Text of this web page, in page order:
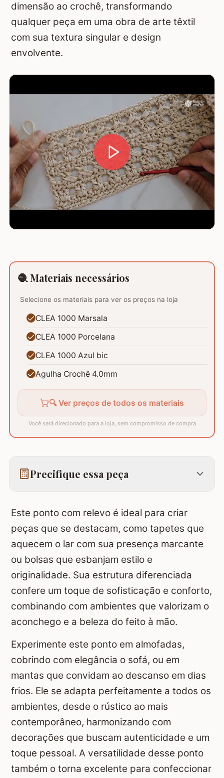
dimensão ao crochê, transformando
qualquer peça em uma obra de arte têxtil
com sua textura singular e design
envolvente.
🧶 Materiais necessários
Selecione os materiais para ver os preços na loja
CLEA 1000 Marsala
CLEA 1000 Porcelana
CLEA 1000 Azul bic
Agulha Crochê 4.0mm
🔍 Ver preços de todos os materiais
Você será direcionado para a loja, sem compromisso de compra
Precifique essa peça
Este ponto com relevo é ideal para criar
peças que se destacam, como tapetes que
aquecem o lar com sua presença marcante
ou bolsas que esbanjam estilo e
originalidade. Sua estrutura diferenciada
confere um toque de sofisticação e conforto,
combinando com ambientes que valorizam o
aconchego e a beleza do feito à mão.
Experimente este ponto em almofadas,
cobrindo com elegância o sofá, ou em
mantas que convidam ao descanso em dias
frios. Ele se adapta perfeitamente a todos os
ambientes, desde o rústico ao mais
contemporâneo, harmonizando com
decorações que buscam autenticidade e um
toque pessoal. A versatilidade desse ponto
também o torna excelente para confeccionar